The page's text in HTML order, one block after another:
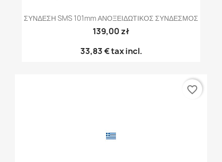
ΣΥΝΔΕΣΗ SMS 101mm ΑΝΟΞΕΙΔΩΤΙΚΟΣ ΣΥΝΔΕΣΜΟΣ
139,00 zł
33,83 €tax incl.
favorite_border